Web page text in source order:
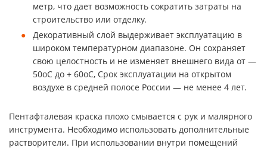
метр, что дает возможность сократить затраты на
строительство или отделку.
Декоративный слой выдерживает эксплуатацию в
широком температурном диапазоне. Он сохраняет
свою целостность и не изменяет внешнего вида от —
50оС до + 60оС, Срок эксплуатации на открытом
воздухе в средней полосе России — не менее 4 лет.
Пентафталевая краска плохо смывается с рук и малярного
инструмента. Необходимо использовать дополнительные
растворители. При использовании внутри помещений